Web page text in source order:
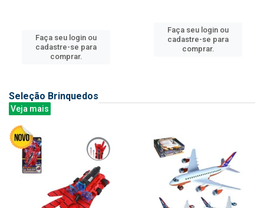
Faça seu login ou
cadastre-se para
comprar.
Faça seu login ou
cadastre-se para
comprar.
Seleção Brinquedos
Veja mais